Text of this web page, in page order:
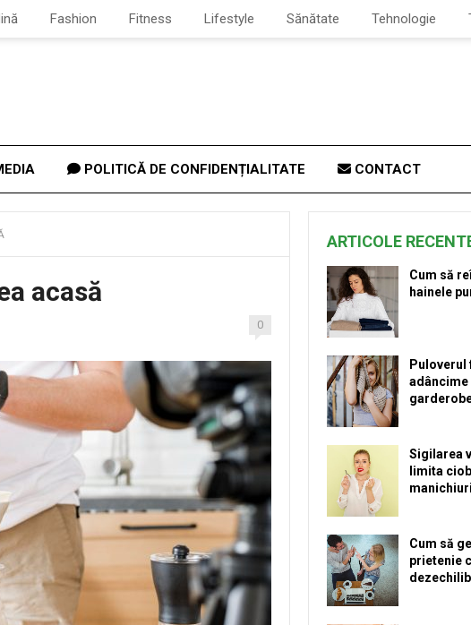
Fashion Fitness Lifestyle Sănătate Tehnologie
POLITICĂ DE CONFIDENȚIALITATE CONTACT
acasă
0
ARTICOLE
Cum să
hainele
Puloverul
adâncime
Sigilarea
limita
Cum să
prietenie